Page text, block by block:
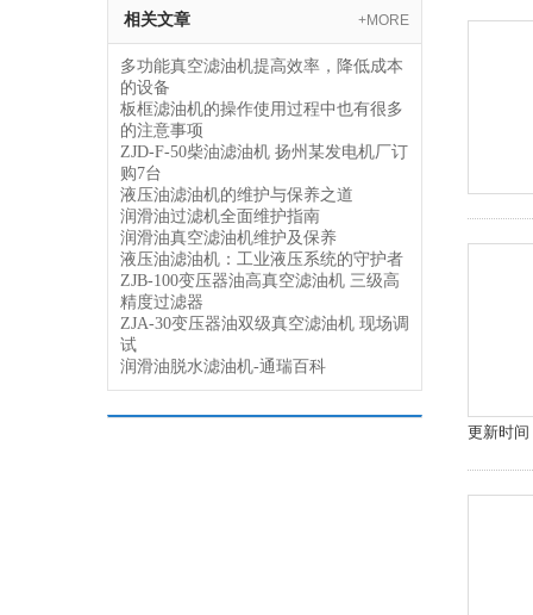
相关文章 +MORE
多功能真空滤油机提高效率，降低成本
的设备
板框滤油机的操作使用过程中也有很多
的注意事项
ZJD-F-50柴油滤油机 扬州某发电机厂订
购7台
液压油滤油机的维护与保养之道
润滑油过滤机全面维护指南
润滑油真空滤油机维护及保养
液压油滤油机：工业液压系统的守护者
ZJB-100变压器油高真空滤油机 三级高
精度过滤器
ZJA-30变压器油双级真空滤油机 现场调
试
润滑油脱水滤油机-通瑞百科
更新时间